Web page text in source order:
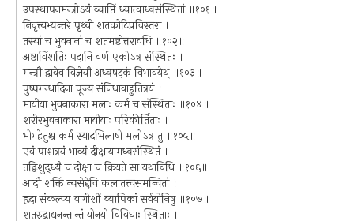
उपस्थापनमन्त्रोऽयं व्याप्तिं ध्यात्वाध्वसंस्थितां ॥१०१॥
निवृत्त्यभ्यन्तरे पृथ्वी शतकोटिप्रविस्तरा ।
तस्यां च भुवनानां च शतमष्टोत्तरावधि ॥१०२॥
अष्टाविंशतिः पदानि वर्ण एकोऽत्र संस्थितः ।
मन्त्रौ द्वावेव विज्ञेयौ अध्वषट्कं विभावयेथ् ॥१०३॥
पुष्पगन्धादिना पूज्य संनिधावाहुतित्रयं ।
मायीया भुवनाकारा मलाः कर्म च संस्थिताः ॥१०४॥
शरीरभुवनाकारा मायीयाः परिकीर्तिताः ।
भोगहेतुश्च कर्म स्यादभिलाषो मलोऽत्र तु ॥१०५॥
एवं पाशत्रयं भाव्यं दीक्षायामध्वसंस्थितं ।
तद्विशुद्ध्यै च दीक्षा च क्रियते सा यथाविधि ॥१०६॥
आदौ शक्तिं न्यसेद्देवि कलातत्त्वसमन्वितां ।
हृदा संकल्प्य वागीशीं व्यापिकां सर्वयोनिषु ॥१०७॥
शतरुद्राद्यनन्तान्तं योनयो विविधाः स्थिताः ।